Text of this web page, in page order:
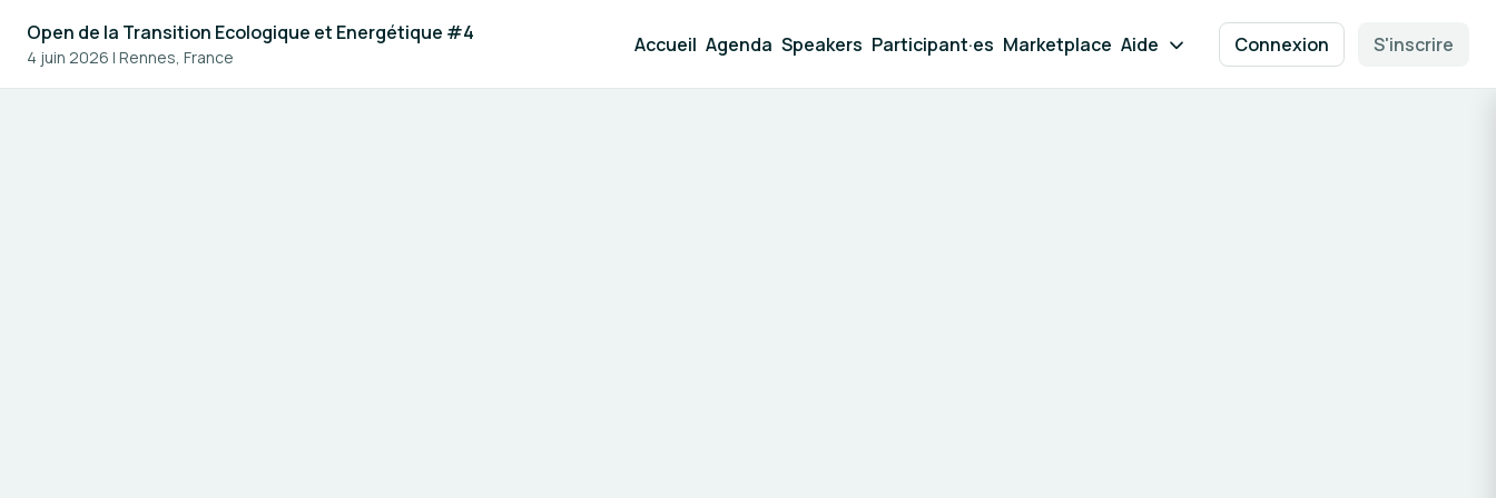
Open de la Transition Ecologique et Energétique #4
4 juin 2026 | Rennes, France
Accueil Agenda Speakers Participant·es Marketplace Aide Connexion S'inscrire